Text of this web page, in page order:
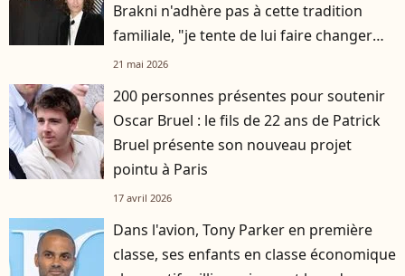
Brakni n'adhère pas à cette tradition
familiale, "je tente de lui faire changer
d'avis"
21 mai 2026
200 personnes présentes pour soutenir
Oscar Bruel : le fils de 22 ans de Patrick
Bruel présente son nouveau projet
pointu à Paris
17 avril 2026
Dans l'avion, Tony Parker en première
classe, ses enfants en classe économique